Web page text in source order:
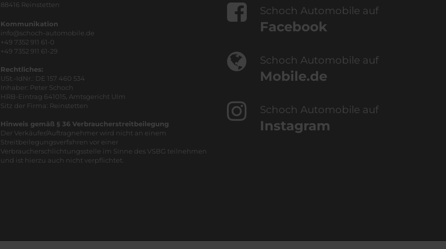
88416 Reinstetten
Kommunikation
info@schoch-automobile.de
+49 7352 911 61-0
+49 7352 911 61-29
Rechtliches:
USt.-IdNr.: DE 157 460 534
Inhaber: Peter Schoch
HRB-Eintrag 641015, Amtsgericht Ulm
Sitz der Firma: Reinstetten
Hinweis gemäß § 36 Verbraucherstreitbeilegung
Der Verkäufer/Auftragnehmer wird nicht an einem
Streitbeilegungsverfahren vor einer
Verbraucherschlichtungsstelle im Sinne des VSBG teilnehmen
und ist hierzu auch nicht verpflichtet.
Schoch Automobile auf
Facebook
Schoch Automobile auf
Mobile.de
Schoch Automobile auf
Instagram